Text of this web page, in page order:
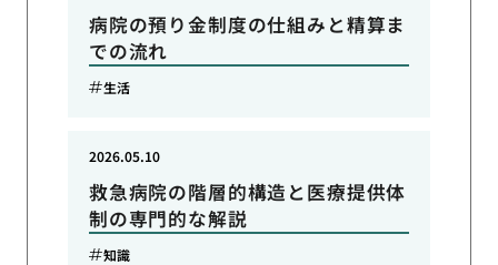
病院の預り金制度の仕組みと精算ま
での流れ
生活
救急病院の階層的構造と医療提供体
制の専門的な解説
2026.05.10
知識